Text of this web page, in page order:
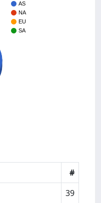
AS
NA
EU
SA
#
39